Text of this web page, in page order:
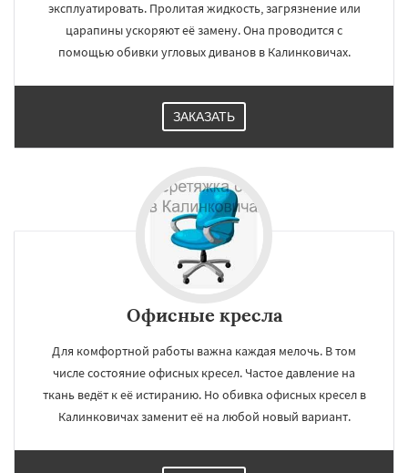
эксплуатировать. Пролитая жидкость, загрязнение или
царапины ускоряют её замену. Она проводится с
помощью обивки угловых диванов в Калинковичах.
ЗАКАЗАТЬ
Офисные кресла
Для комфортной работы важна каждая мелочь. В том
числе состояние офисных кресел. Частое давление на
ткань ведёт к её истиранию. Но обивка офисных кресел в
Калинковичах заменит её на любой новый вариант.